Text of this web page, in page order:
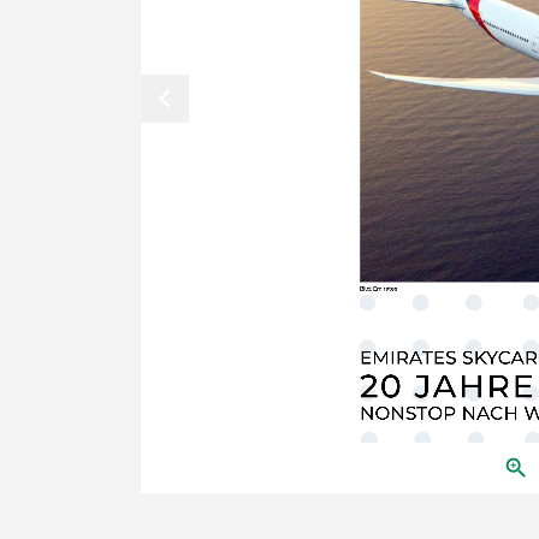
Bild: Emirates
EMIRATES
20 JAHRE
NONSTOP NACH
zoom_in